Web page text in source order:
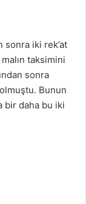
sonra iki rek’at
taksimini
sonra
Bunun
bir daha bu iki